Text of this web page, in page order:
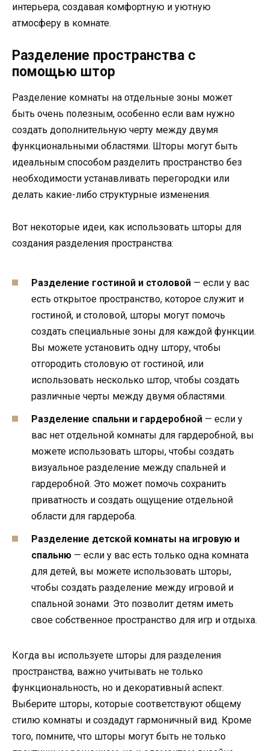
интерьера, создавая комфортную и уютную
атмосферу в комнате.
Разделение пространства с
помощью штор
Разделение комнаты на отдельные зоны может
быть очень полезным, особенно если вам нужно
создать дополнительную черту между двумя
функциональными областями. Шторы могут быть
идеальным способом разделить пространство без
необходимости устанавливать перегородки или
делать какие-либо структурные изменения.
Вот некоторые идеи, как использовать шторы для
создания разделения пространства:
Разделение гостиной и столовой — если у вас
есть открытое пространство, которое служит и
гостиной, и столовой, шторы могут помочь
создать специальные зоны для каждой функции.
Вы можете установить одну штору, чтобы
отгородить столовую от гостиной, или
использовать несколько штор, чтобы создать
различные черты между двумя областями.
Разделение спальни и гардеробной — если у
вас нет отдельной комнаты для гардеробной, вы
можете использовать шторы, чтобы создать
визуальное разделение между спальней и
гардеробной. Это может помочь сохранить
приватность и создать ощущение отдельной
области для гардероба.
Разделение детской комнаты на игровую и
спальню — если у вас есть только одна комната
для детей, вы можете использовать шторы,
чтобы создать разделение между игровой и
спальной зонами. Это позволит детям иметь
свое собственное пространство для игр и отдыха.
Когда вы используете шторы для разделения
пространства, важно учитывать не только
функциональность, но и декоративный аспект.
Выберите шторы, которые соответствуют общему
стилю комнаты и создадут гармоничный вид. Кроме
того, помните, что шторы могут быть не только